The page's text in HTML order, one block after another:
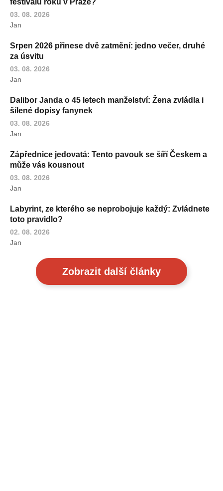
festivalu roku v Praze?
03. 08. 2026
Jan
Srpen 2026 přinese dvě zatmění: jedno večer, druhé
za úsvitu
03. 08. 2026
Jan
Dalibor Janda o 45 letech manželství: Žena zvládla i
šílené dopisy fanynek
03. 08. 2026
Jan
Zápřednice jedovatá: Tento pavouk se šíří Českem a
může vás kousnout
03. 08. 2026
Jan
Labyrint, ze kterého se neprobojuje každý: Zvládnete
toto pravidlo?
02. 08. 2026
Jan
Zobrazit další články